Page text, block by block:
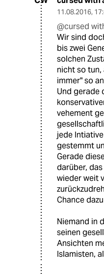
11.08.2016,
@cursed
Wir sind
bis zwei
solchen
nicht so tun,
immer" so
Und gerade
vehement
jede
gestemmt
Gerade
darüber,
wieder weit
Chance
Niemand in
seinen
Ansichten
Islamisten,